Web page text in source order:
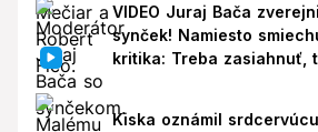
VIDEO Juraj Bača
synček! Namiesto
kritika: Treba zasiahnuť,
Kiska oznámil